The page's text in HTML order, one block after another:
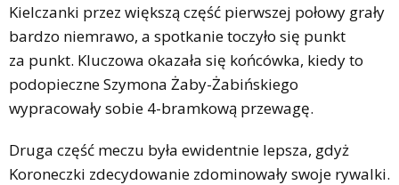
Kielczanki przez większą część pierwszej połowy grały
bardzo niemrawo, a spotkanie toczyło się punkt
za punkt. Kluczowa okazała się końcówka, kiedy to
podopieczne Szymona Żaby-Żabińskiego
wypracowały sobie 4-bramkową przewagę.
Druga część meczu była ewidentnie lepsza, gdyż
Koroneczki zdecydowanie zdominowały swoje rywalki.